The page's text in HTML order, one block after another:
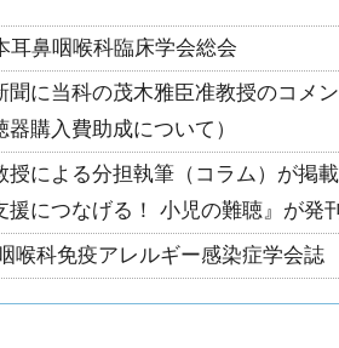
耳鼻咽喉科臨床学会総会
聞に当科の茂木雅臣准教授のコメ
購入費助成について）
授による分担執筆（コラム）が掲
援につなげる！ 小児の難聴』が発
喉科免疫アレルギー感染症学会誌